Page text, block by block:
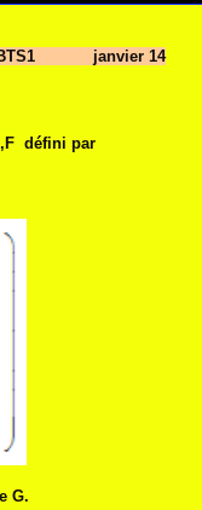
BTS1 janvier 14
défini par
G.